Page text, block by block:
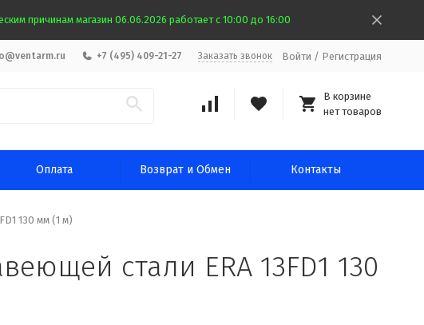
причинам магазин 06.06.2026 работает с 10:00 до 16:00
+7 (495) 409-21-27 Заказать звонок Войти / Регистрация
В корзине
нет товаров
Оплата Возврат и Обмен Контакты
130 мм (1 м)
стали ERA 13FD1 130